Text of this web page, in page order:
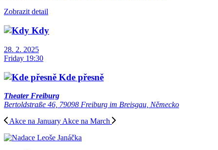
Zobrazit detail
Kdy
28. 2. 2025
Friday 19:30
Kde přesně
Theater Freiburg
Bertoldstraße 46, 79098 Freiburg im Breisgau, Německo
Akce na January Akce na March